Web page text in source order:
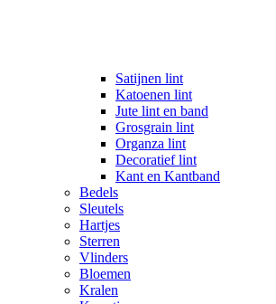
Satijnen lint
Katoenen lint
Jute lint en band
Grosgrain lint
Organza lint
Decoratief lint
Kant en Kantband
Bedels
Sleutels
Hartjes
Sterren
Vlinders
Bloemen
Kralen